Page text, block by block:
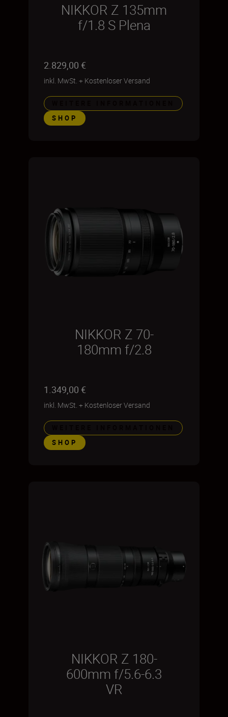
NIKKOR Z 135mm
f/1.8 S Plena
2.829,00 €
inkl. MwSt. + Kostenloser Versand
SHOP
NIKKOR Z 70-
180mm f/2.8
1.349,00 €
inkl. MwSt. + Kostenloser Versand
SHOP
NIKKOR Z 180-
600mm f/5.6-6.3
VR